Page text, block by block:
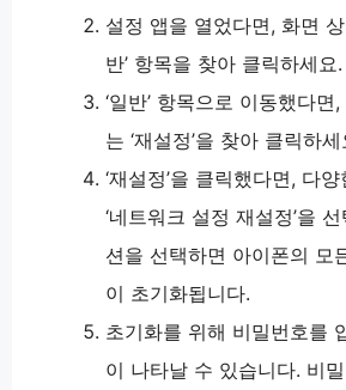
설정 앱을 열었다면, 화면
반’ 항목을 찾아 클릭하세요.
‘일반’ 항목으로 이동했다
는 ‘재설정’을 찾아 클릭하세
‘재설정’을 클릭했다면, 다
‘네트워크 설정 재설정’을
션을 선택하면 아이폰의 모
이 초기화됩니다.
초기화를 위해 비밀번호를
이 나타날 수 있습니다. 비